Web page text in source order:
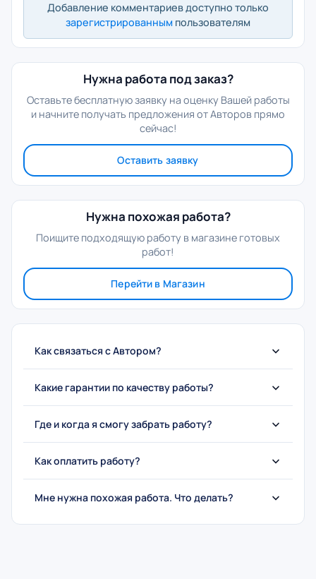
Добавление комментариев доступно только
зарегистрированным пользователям
Нужна работа под заказ?
Оставьте бесплатную заявку на оценку Вашей работы
и начните получать предложения от Авторов прямо
сейчас!
Оставить заявку
Нужна похожая работа?
Поищите подходящую работу в магазине готовых
работ!
Перейти в Магазин
Как связаться с Автором?
Какие гарантии по качеству работы?
Где и когда я смогу забрать работу?
Как оплатить работу?
Мне нужна похожая работа. Что делать?